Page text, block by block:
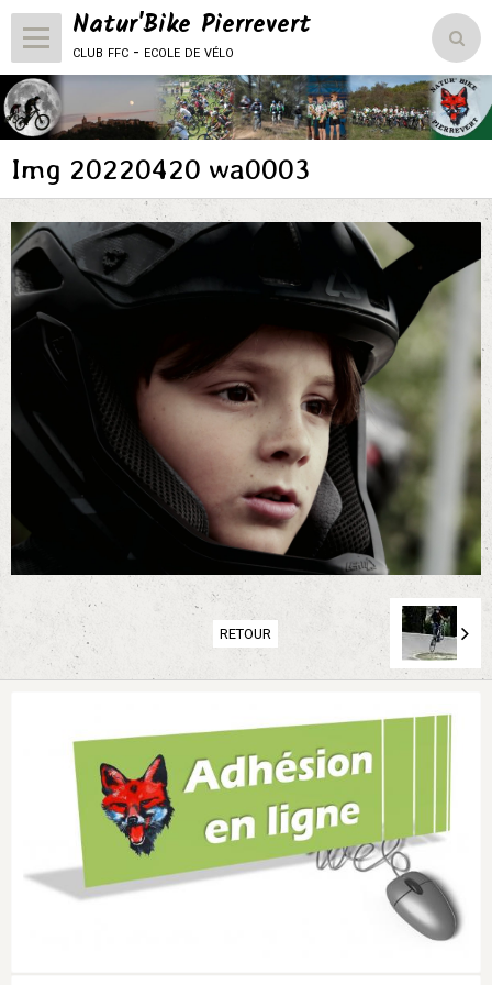
Natur'Bike Pierrevert
club ffc - ecole de vélo
Accueil
Le Club
L'école de vélo
Compétitions
Vie du club
Natur'Bike Pierrevert
Img 20220420 wa0003
RETOUR